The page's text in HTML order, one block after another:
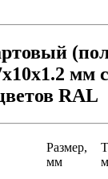
мм
RAL
Размер,
мм